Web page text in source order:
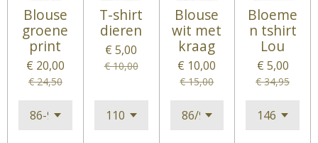
Blouse
groene
print
€ 20,00
€ 24,50
T-shirt
dieren
€ 5,00
€ 10,00
Blouse
wit met
kraag
€ 10,00
€ 15,00
Bloeme
n tshirt
Lou
€ 5,00
€ 34,95